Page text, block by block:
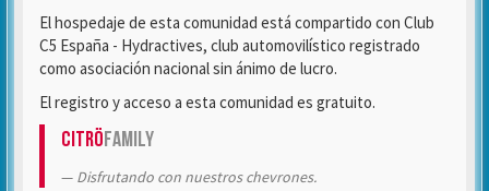
El hospedaje de esta comunidad está compartido con Club
C5 España - Hydractives, club automovilístico registrado
como asociación nacional sin ánimo de lucro.
El registro y acceso a esta comunidad es gratuito.
CitröFamily
Disfrutando con nuestros chevrones.